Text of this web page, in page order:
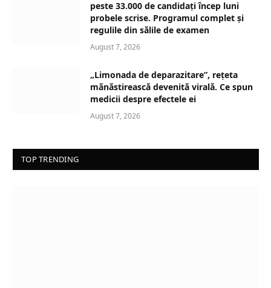
peste 33.000 de candidați încep luni
probele scrise. Programul complet și
regulile din sălile de examen
August 7, 2026
„Limonada de deparazitare”, rețeta
mănăstirească devenită virală. Ce spun
medicii despre efectele ei
August 7, 2026
TOP TRENDING